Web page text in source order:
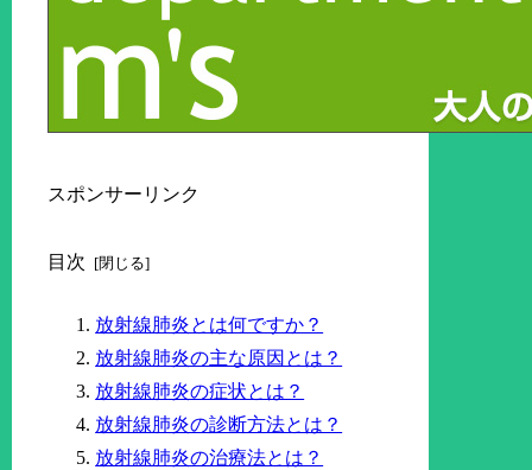
スポンサーリンク
目次
放射線肺炎とは何ですか？
放射線肺炎の主な原因とは？
放射線肺炎の症状とは？
放射線肺炎の診断方法とは？
放射線肺炎の治療法とは？